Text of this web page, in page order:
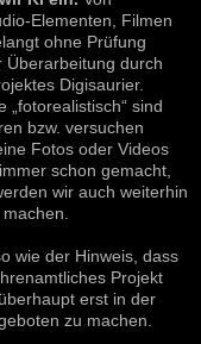
Elementen, Filmen
ohne Prüfung
durch
Digisaurier.
sind
bzw. versuchen
Fotos oder Videos
schon gemacht,
wir auch weiterhin
wie der Hinweis, dass
Projekt
erst in der
zu machen.